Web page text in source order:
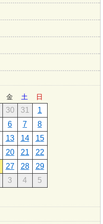
金 土 日
30 31
1
6 7
8
13 14
15
20 21
22
27 28
29
3 4 5